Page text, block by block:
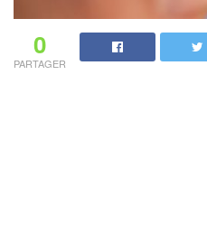
0
PARTAGER